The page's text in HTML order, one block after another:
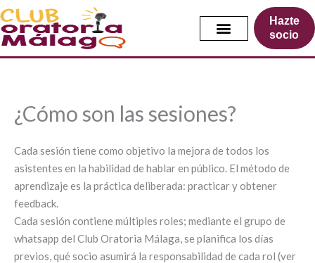
Ir
al
contenido
Hazte
socio
¿Cómo son las sesiones?
Cada sesión tiene como objetivo la mejora de todos los
asistentes en la habilidad de hablar en público. El método de
aprendizaje es la práctica deliberada: practicar y obtener
feedback.
Cada sesión contiene múltiples roles; mediante el grupo de
whatsapp del Club Oratoria Málaga, se planifica los días
previos, qué socio asumirá la responsabilidad de cada rol (ver